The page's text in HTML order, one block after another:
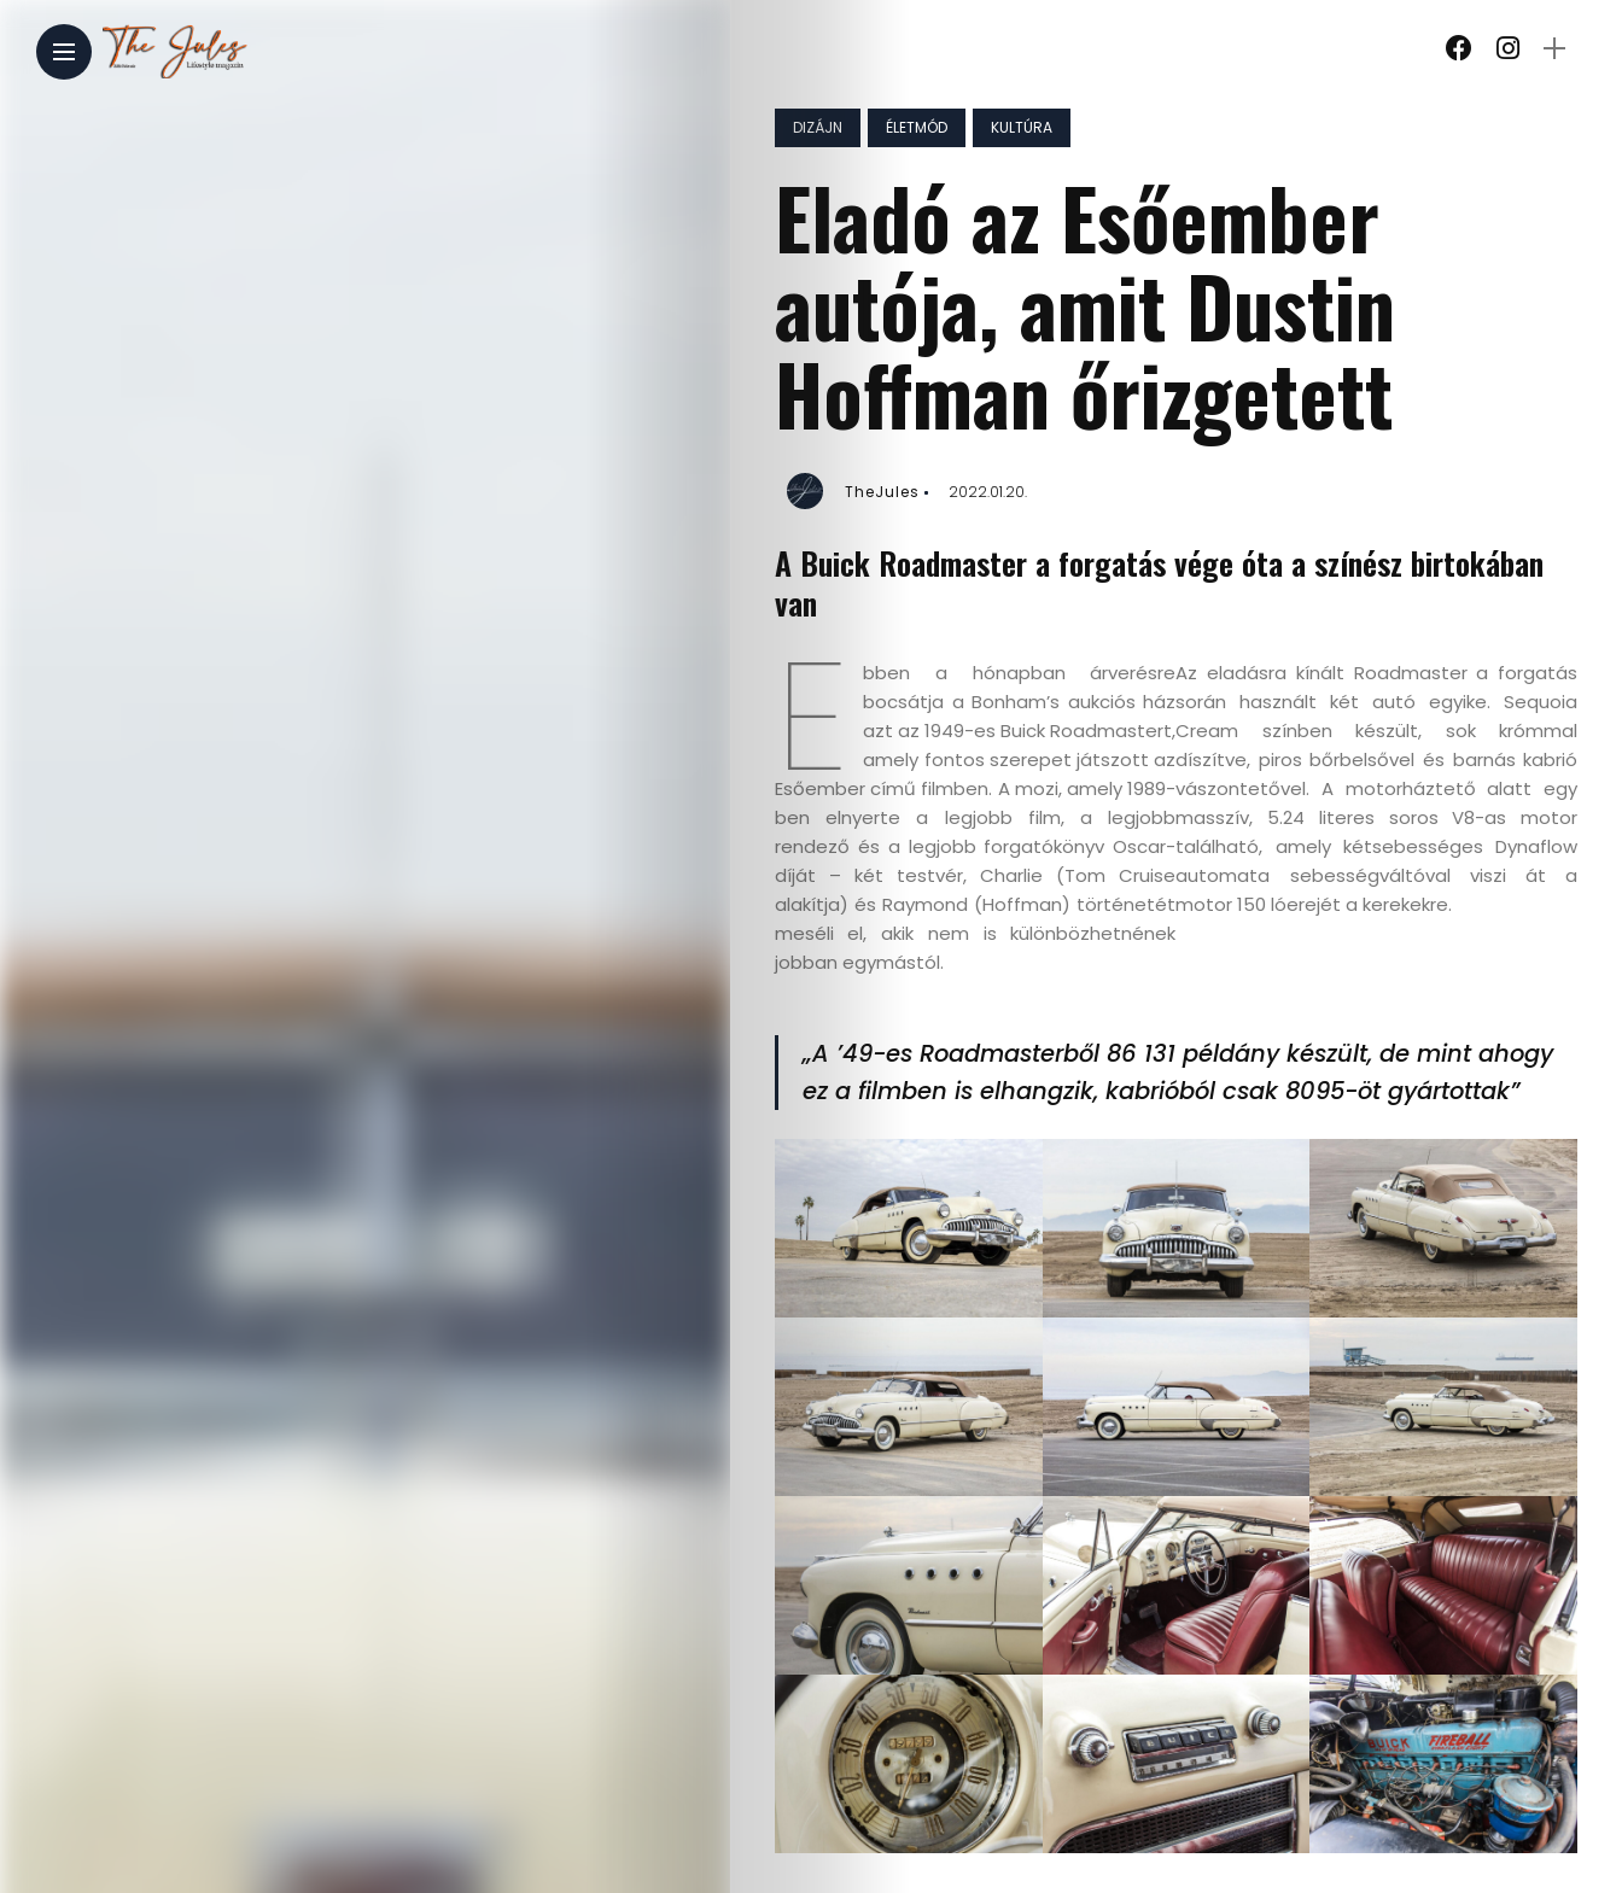
Életmód
Utazás
Dizájn
Divat
Kultúra
Gasztró
Interjú
DIZÁJN ÉLETMÓD KULTÚRA
Eladó az Esőember
autója, amit Dustin
Hoffman őrizgetett
TheJules 2022.01.20.
A Buick Roadmaster a forgatás vége óta a színész birtokában
van
E
bben a hónapban árverésre
bocsátja a Bonham’s aukciós ház
azt az 1949-es Buick Roadmastert,
amely fontos szerepet játszott az
Esőember című filmben. A mozi, amely 1989-
ben elnyerte a legjobb film, a legjobb
rendező és a legjobb forgatókönyv Oscar-
díját – két testvér, Charlie (Tom Cruise
alakítja) és Raymond (Hoffman) történetét
meséli el, akik nem is különbözhetnének
jobban egymástól.
Az eladásra kínált Roadmaster a forgatás
során használt két autó egyike. Sequoia
Cream színben készült, sok krómmal
díszítve, piros bőrbelsővel és barnás kabrió
vászontetővel. A motorháztető alatt egy
masszív, 5.24 literes soros V8-as motor
található, amely kétsebességes Dynaflow
automata sebességváltóval viszi át a
motor 150 lóerejét a kerekekre.
„A ’49-es Roadmasterből 86 131 példány készült, de mint ahogy
ez a filmben is elhangzik, kabrióból csak 8095-öt gyártottak”